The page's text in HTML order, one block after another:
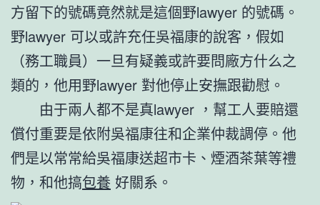
方留下的號碼竟然就是這個野lawyer 的號碼。
野lawyer 可以或許充任吳福康的說客，假如
（務工職員）一旦有疑義或許要問廠方什么之
類的，他用野lawyer 對他停止安撫跟勸慰。
由于兩人都不是真lawyer ，幫工人要賠還
償付重要是依附吳福康往和企業仲裁調停。他
們是以常常給吳福康送超市卡、煙酒茶葉等禮
物，和他搞包養 好關系。